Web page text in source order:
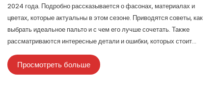
2024 года. Подробно рассказывается о фасонах, материалах и
цветах, которые актуальны в этом сезоне. Приводятся советы, как
выбрать идеальное пальто и с чем его лучше сочетать. Также
рассматриваются интересные детали и ошибки, которых стоит
избегать при покупке. Всё максимально просто, понятно и по делу.
Просмотреть больше